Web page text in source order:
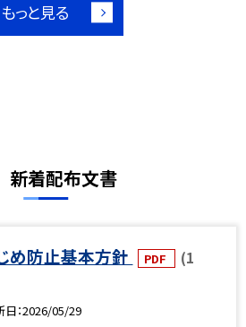
もっと見る
新着配布文書
防止基本方針 PDF
(1
日 2026/05/29